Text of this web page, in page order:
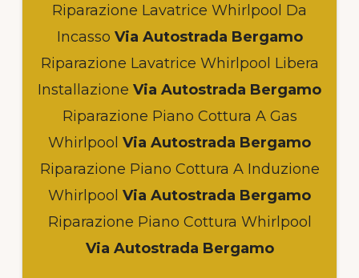
Riparazione Lavatrice Whirlpool Da
Incasso Via Autostrada Bergamo
Riparazione Lavatrice Whirlpool Libera
Installazione Via Autostrada Bergamo
Riparazione Piano Cottura A Gas
Whirlpool Via Autostrada Bergamo
Riparazione Piano Cottura A Induzione
Whirlpool Via Autostrada Bergamo
Riparazione Piano Cottura Whirlpool
Via Autostrada Bergamo